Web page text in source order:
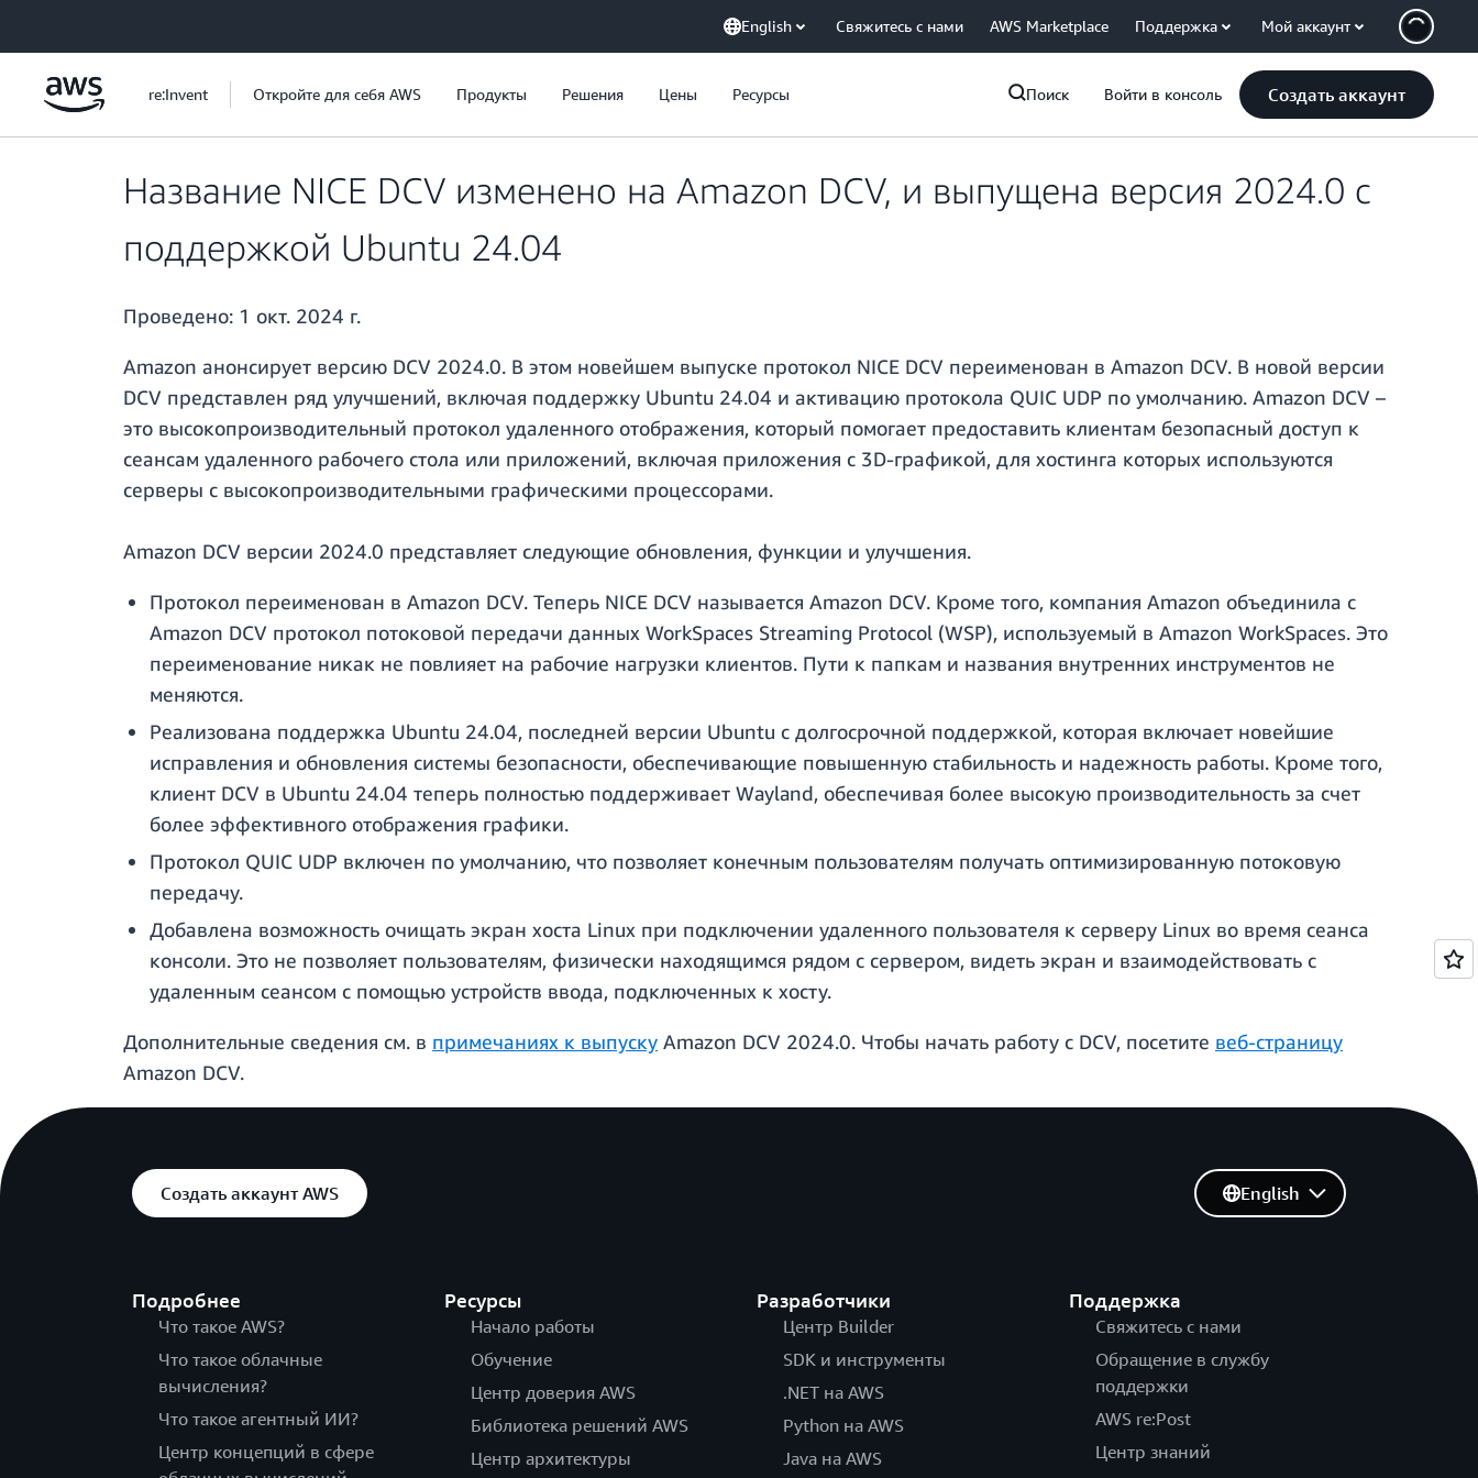
English Свяжитесь с нами AWS Marketplace Поддержка Мой аккаунт
re:Invent Откройте для себя AWS Продукты Решения Цены Ресурсы Поиск Войти в консоль Создать аккаунт
Название NICE DCV изменено на Amazon DCV, и выпущена версия 2024.0 с
поддержкой Ubuntu 24.04
Проведено: 1 окт. 2024 г.
Amazon анонсирует версию DCV 2024.0. В этом новейшем выпуске протокол NICE DCV переименован в Amazon DCV. В новой версии
DCV представлен ряд улучшений, включая поддержку Ubuntu 24.04 и активацию протокола QUIC UDP по умолчанию. Amazon DCV –
это высокопроизводительный протокол удаленного отображения, который помогает предоставить клиентам безопасный доступ к
сеансам удаленного рабочего стола или приложений, включая приложения с 3D-графикой, для хостинга которых используются
серверы с высокопроизводительными графическими процессорами.
Amazon DCV версии 2024.0 представляет следующие обновления, функции и улучшения.
Протокол переименован в Amazon DCV. Теперь NICE DCV называется Amazon DCV. Кроме того, компания Amazon объединила с
Amazon DCV протокол потоковой передачи данных WorkSpaces Streaming Protocol (WSP), используемый в Amazon WorkSpaces. Это
переименование никак не повлияет на рабочие нагрузки клиентов. Пути к папкам и названия внутренних инструментов не
меняются.
Реализована поддержка Ubuntu 24.04, последней версии Ubuntu с долгосрочной поддержкой, которая включает новейшие
исправления и обновления системы безопасности, обеспечивающие повышенную стабильность и надежность работы. Кроме того,
клиент DCV в Ubuntu 24.04 теперь полностью поддерживает Wayland, обеспечивая более высокую производительность за счет
более эффективного отображения графики.
Протокол QUIC UDP включен по умолчанию, что позволяет конечным пользователям получать оптимизированную потоковую
передачу.
Добавлена возможность очищать экран хоста Linux при подключении удаленного пользователя к серверу Linux во время сеанса
консоли. Это не позволяет пользователям, физически находящимся рядом с сервером, видеть экран и взаимодействовать с
удаленным сеансом с помощью устройств ввода, подключенных к хосту.
Дополнительные сведения см. в примечаниях к выпуску Amazon DCV 2024.0. Чтобы начать работу с DCV, посетите веб-страницу
Amazon DCV.
Создать аккаунт AWS
Подробнее
Что такое AWS?
Что такое облачные
вычисления?
Что такое агентный ИИ?
Центр концепций в сфере
Ресурсы
Начало работы
Обучение
Центр доверия AWS
Библиотека решений AWS
Центр архитектуры
Разработчики
Центр Builder
SDK и инструменты
.NET на AWS
Python на AWS
Java на AWS
Поддержка
Свяжитесь с нами
Обращение в службу
поддержки
AWS re:Post
Центр знаний
English